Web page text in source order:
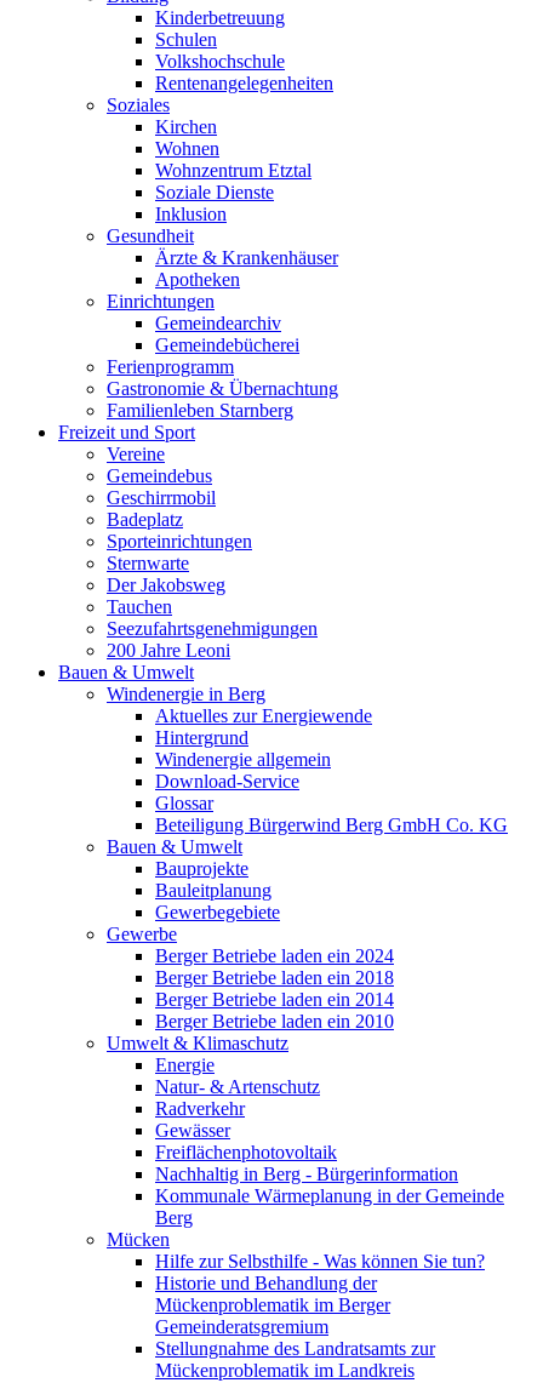
Kinderbetreuung
Schulen
Volkshochschule
Rentenangelegenheiten
Soziales
Kirchen
Wohnen
Wohnzentrum Etztal
Soziale Dienste
Inklusion
Gesundheit
Ärzte & Krankenhäuser
Apotheken
Einrichtungen
Gemeindearchiv
Gemeindebücherei
Ferienprogramm
Gastronomie & Übernachtung
Familienleben Starnberg
Freizeit und Sport
Vereine
Gemeindebus
Geschirrmobil
Badeplatz
Sporteinrichtungen
Sternwarte
Der Jakobsweg
Tauchen
Seezufahrtsgenehmigungen
200 Jahre Leoni
Bauen & Umwelt
Windenergie in Berg
Aktuelles zur Energiewende
Hintergrund
Windenergie allgemein
Download-Service
Glossar
Beteiligung Bürgerwind Berg GmbH Co. KG
Bauen & Umwelt
Bauprojekte
Bauleitplanung
Gewerbegebiete
Gewerbe
Berger Betriebe laden ein 2024
Berger Betriebe laden ein 2018
Berger Betriebe laden ein 2014
Berger Betriebe laden ein 2010
Umwelt & Klimaschutz
Energie
Natur- & Artenschutz
Radverkehr
Gewässer
Freiflächenphotovoltaik
Nachhaltig in Berg - Bürgerinformation
Kommunale Wärmeplanung in der Gemeinde
Berg
Mücken
Hilfe zur Selbsthilfe - Was können Sie tun?
Historie und Behandlung der
Mückenproblematik im Berger
Gemeinderatsgremium
Stellungnahme des Landratsamts zur
Mückenproblematik im Landkreis